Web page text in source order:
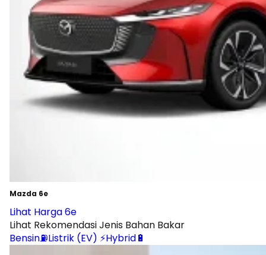
Mazda 6e
Lihat Harga 6e
Lihat Rekomendasi Jenis Bahan Bakar
Bensin⛽Listrik (EV) ⚡Hybrid🔋